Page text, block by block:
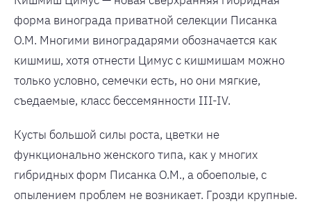
форма винограда приватной селекции Писанка
О.М. Многими виноградарями обозначается как
кишмиш, хотя отнести Цимус с кишмишам можно
только условно, семечки есть, но они мягкие,
съедаемые, класс бессемянности III-IV.
Кусты большой силы роста, цветки не
функционально женского типа, как у многих
гибридных форм Писанка О.М., а обоеполые, с
опылением проблем не возникает. Грозди крупные.